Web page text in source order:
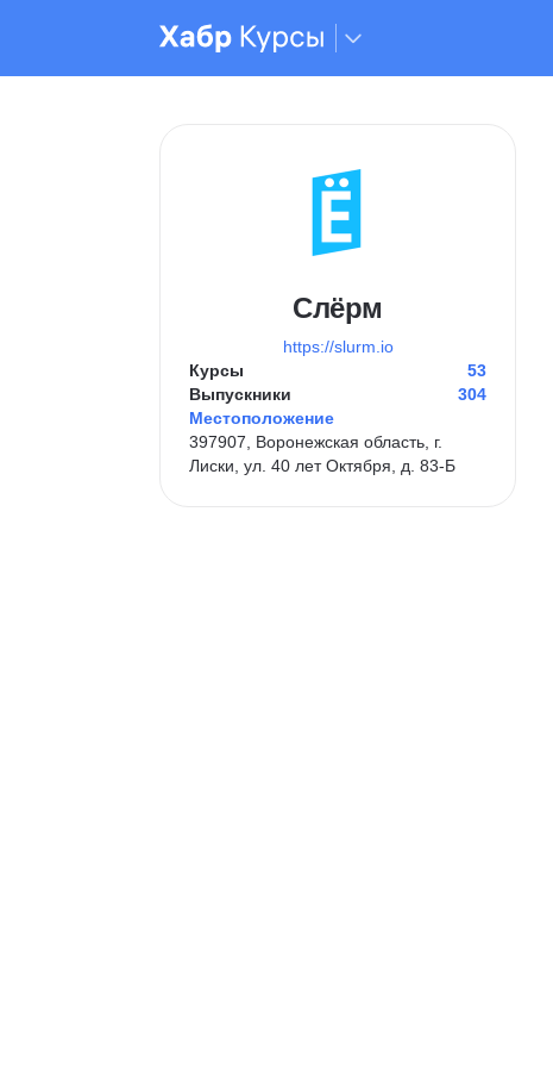
Слёрм
https://slurm.io
Курсы
53
Выпускники
304
Местоположение
397907, Воронежская область, г.
Лиски, ул. 40 лет Октября, д. 83-Б